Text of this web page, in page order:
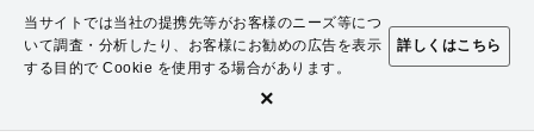
当サイトでは当社の提携先等がお客様のニーズ等につ
いて調査・分析したり、お客様にお勧めの広告を表示
する目的で Cookie を使用する場合があります。
詳しくはこちら
×